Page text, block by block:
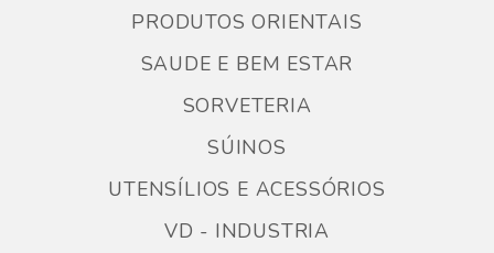
PRODUTOS ORIENTAIS
SAUDE E BEM ESTAR
SORVETERIA
SÚINOS
UTENSÍLIOS E ACESSÓRIOS
VD - INDUSTRIA